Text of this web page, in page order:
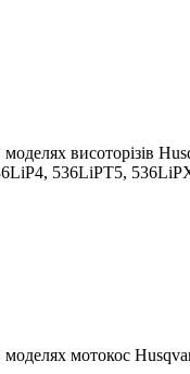
висоторізів
536LiPT5,
моделях мотокос